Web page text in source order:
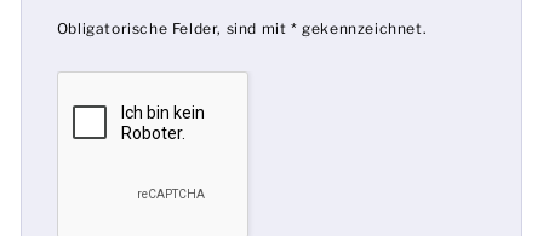
Obligatorische Felder, sind mit * gekennzeichnet.